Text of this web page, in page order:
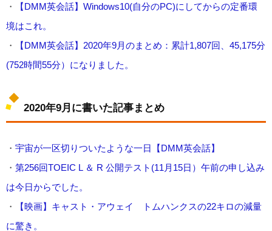
・
【DMM英会話】Windows10(自分のPC)にしてからの定番環
境はこれ。
・
【DMM英会話】2020年9月のまとめ：累計1,807回、45,175分
(752時間55分）になりました。
2020年9月に書いた記事まとめ
・ 宇宙が一区切りついたような一日【DMM英会話】
・ 第256回TOEIC L ＆ R 公開テスト(11月15日）午前の申し込み
は今日からでした。
・
【映画】キャスト・アウェイ トムハンクスの22キロの減量
に驚き。